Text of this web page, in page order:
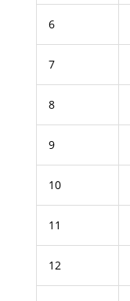
6
7
8
9
10
11
12